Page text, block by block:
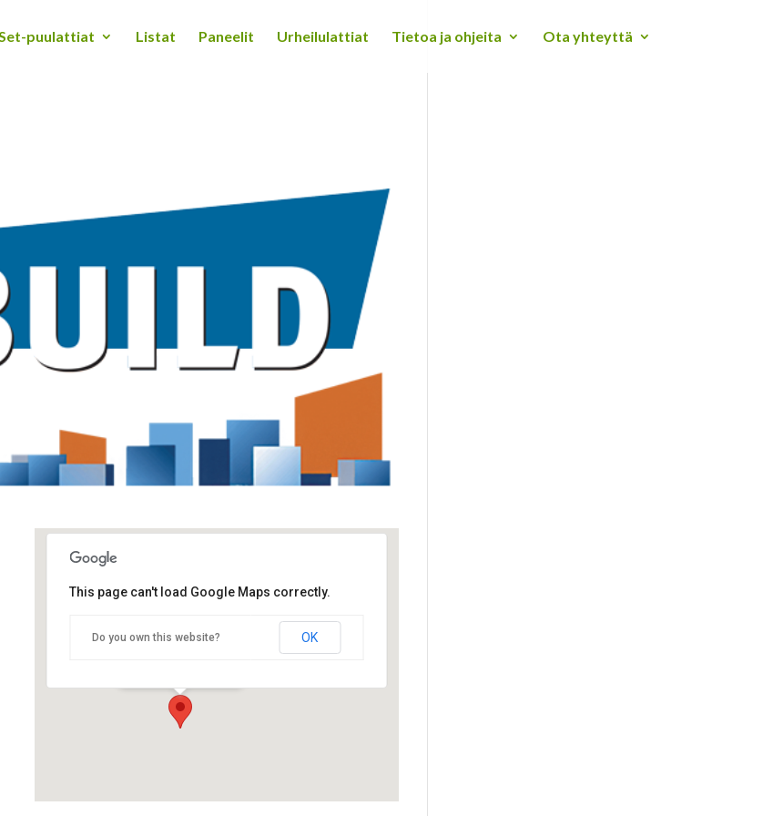
puulattiat Listat Paneelit Urheilulattiat Tietoa ja ohjeita Ota yhteyttä
Messukeskus
This page can't load Google Maps correctly.
Do you own this website? OK